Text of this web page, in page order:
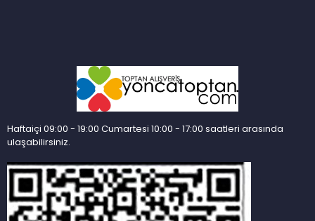
Haftaiçi 09:00 - 19:00 Cumartesi 10:00 - 17:00 saatleri arasında
ulaşabilirsiniz.